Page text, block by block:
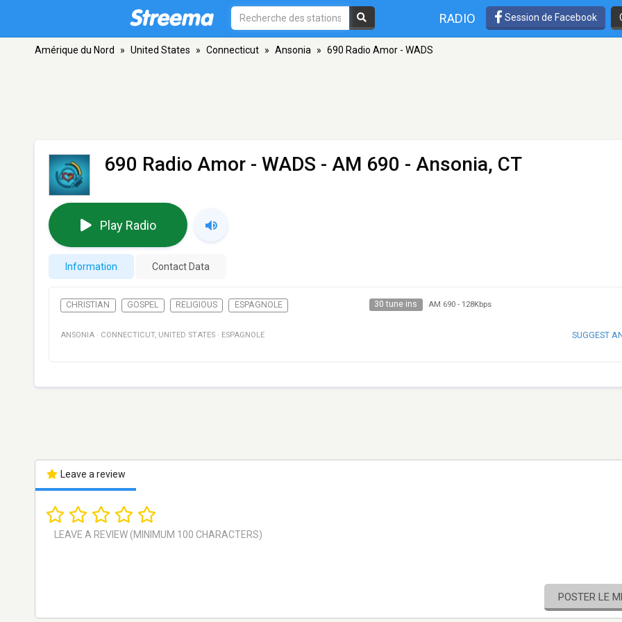
RADIO Session de Facebook
Amérique du Nord » United States » Connecticut » Ansonia » 690 Radio Amor - WADS
690 Radio Amor - WADS - AM 690 - Ansonia, CT
Play Radio
Information Contact Data
CHRISTIAN GOSPEL RELIGIOUS ESPAGNOLE 30 tune ins AM 690- 128Kbps
ANSONIA · CONNECTICUT, UNITED STATES · ESPAGNOLE SUGGEST
Leave a review
POSTER LE